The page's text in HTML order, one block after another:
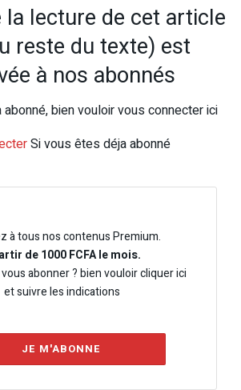
la lecture de cet article
reste du texte) est
à nos abonnés
bien vouloir vous connecter ici
Si vous êtes déja abonné
à tous nos contenus Premium.
de 1000 FCFA le mois.
abonner ? bien vouloir cliquer ici
et suivre les indications
JE M'ABONNE